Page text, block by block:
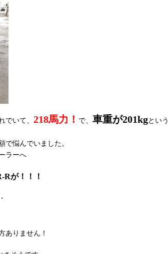
でいて、 218馬力！ で、 車重が201kgという
悩んでいました。
ラーへ
Rが！！！
ありません！